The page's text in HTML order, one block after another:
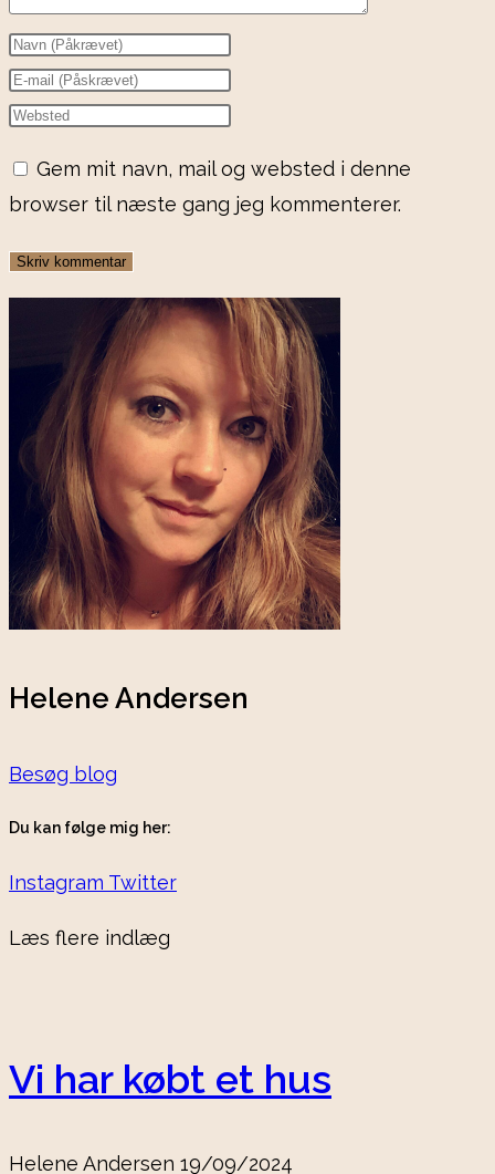
Enter
your
name
username
to
comment
Enter
your
address
to
comment
Enter
website
URL
(optional)
Gem mit navn, mail og websted i denne
browser til næste gang jeg kommenterer.
Helene Andersen
Besøg blog
Du kan følge mig her:
Instagram Twitter
Læs flere indlæg
Vi har købt et hus
Helene Andersen 19/09/2024